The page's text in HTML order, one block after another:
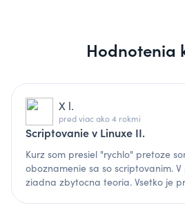
Hodnotenia
X l.
pred viac ako 4 rokmi
Scriptovanie v Linuxe II.
Kurz som presiel "rychlo" pretoze
oboznamenie sa so scriptovanim.
ziadna zbytocna teoria. Vsetko je